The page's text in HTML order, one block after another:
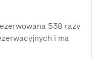
538 razy
i ma